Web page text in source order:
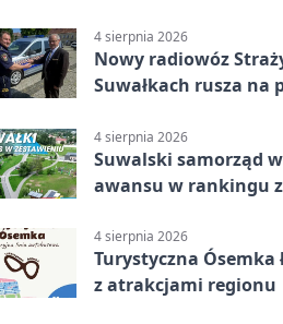
4 sierpnia 2026
Nowy radiowóz
Suwałkach rusza na
4 sierpnia 2026
Suwalski samorząd
awansu w rankingu
4 sierpnia 2026
Turystyczna Ósemka
z atrakcjami regionu